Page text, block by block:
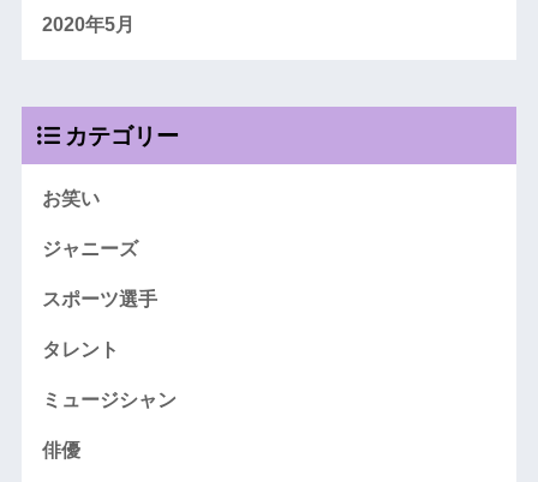
2020年5月
カテゴリー
お笑い
ジャニーズ
スポーツ選手
タレント
ミュージシャン
俳優